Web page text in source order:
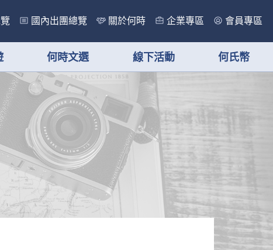
國內出團總覽 關於何時 企業專區 會員專區
何時文選 線下活動 何氏幣